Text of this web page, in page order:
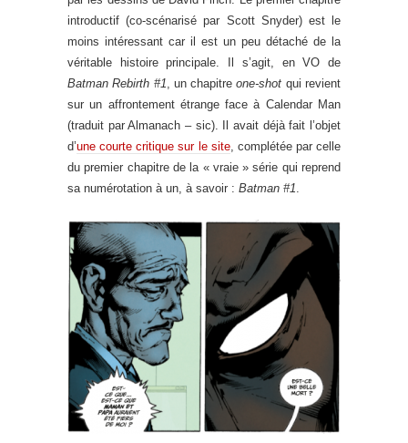
introductif (co-scénarisé par Scott Snyder) est le
moins intéressant car il est un peu détaché de la
véritable histoire principale. Il s’agit, en VO de
Batman Rebirth #1 , un chapitreone-shot qui revient
sur un affrontement étrange face à Calendar Man
(traduit par Almanach – sic). Il avait déjà fait l’objet
d’une courte critique sur le site, complétée par celle
du premier chapitre de la « vraie » série qui reprend
sa numérotation à un, à savoir : Batman #1